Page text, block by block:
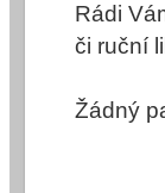
Rádi
či ruční
Žádný